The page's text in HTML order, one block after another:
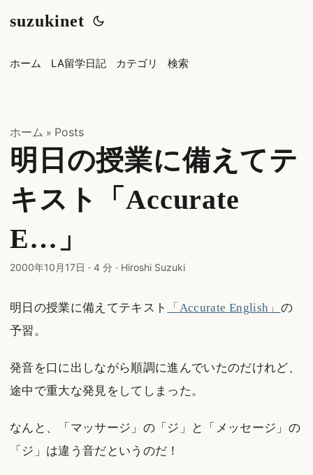
suzukinet
ホーム LA留学日記 カテゴリ 検索
ホーム » Posts
明日の授業に備えてテ
キスト「Accurate
E…」
2000年10月17日 · 4 分 · Hiroshi Suzuki
明日の授業に備えてテキスト 「Accurate English」 の
予習。
発音を口に出しながら順調に進んでいたのだけれど、
途中で重大な発見をしてしまった。
なんと、「マッサージ」の「ジ」と「メッセージ」の
「ジ」は違う音だというのだ！